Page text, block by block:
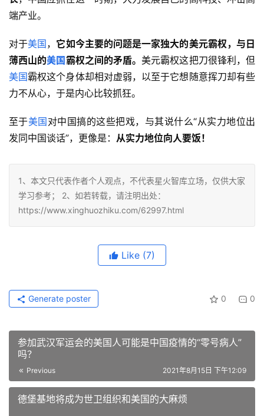
端产业。
对于美国 ， 它如今主要的问题是一家独大的美元霸权，与日
薄西山的美国 霸权之间的矛盾。美元霸权这把刀很锋利，但
美国霸权这个身体却相对虚弱，以至于它想随意挥刀却有些
力不从心，于是内心比较抓狂。
至于美国 对中国搞的这些把戏，与其说什么“从实力地位出
发同中国谈话”，更像是： 从实力地位向人要饭！
1、本文只代表作者个人观点，不代表星火智库立场，仅供大家
学习参考； 2、如若转载，请注明出处：
https://www.xinghuozhiku.com/62997.html
Like (7)
0 0
Generate poster
参加武汉军运会的美国人可能是中国疫情的“零号病人”
吗？
Previous 2021年8月15日 下午12:09
德堡基地将成为世卫组织和美国的大麻烦